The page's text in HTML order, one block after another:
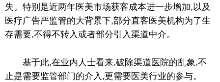
失。特别是近两年医美市场获客成本进一步增加,以及
医疗广告严监管的大背景下,部分直客医美机构为了生
存需要,不得不转入或者部分引入渠道中介。
基于此,在业内人士看来,破除渠道医院的乱象,不
止是需要监管部门的介入,更需要医美行业的参与。